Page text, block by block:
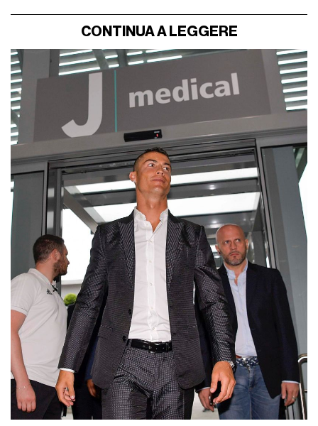
CONTINUA A LEGGERE